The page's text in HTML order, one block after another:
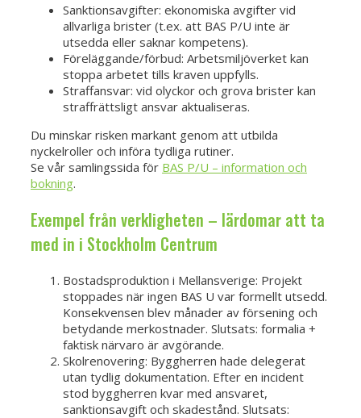
Sanktionsavgifter: ekonomiska avgifter vid
allvarliga brister (t.ex. att BAS P/U inte är
utsedda eller saknar kompetens).
Föreläggande/förbud: Arbetsmiljöverket kan
stoppa arbetet tills kraven uppfylls.
Straffansvar: vid olyckor och grova brister kan
straffrättsligt ansvar aktualiseras.
Du minskar risken markant genom att utbilda
nyckelroller och införa tydliga rutiner.
Se vår samlingssida för BAS P/U – information och
bokning.
Exempel från verkligheten – lärdomar att ta
med in i Stockholm Centrum
Bostadsproduktion i Mellansverige: Projekt
stoppades när ingen BAS U var formellt utsedd.
Konsekvensen blev månader av försening och
betydande merkostnader. Slutsats: formalia +
faktisk närvaro är avgörande.
Skolrenovering: Byggherren hade delegerat
utan tydlig dokumentation. Efter en incident
stod byggherren kvar med ansvaret,
sanktionsavgift och skadestånd. Slutsats: